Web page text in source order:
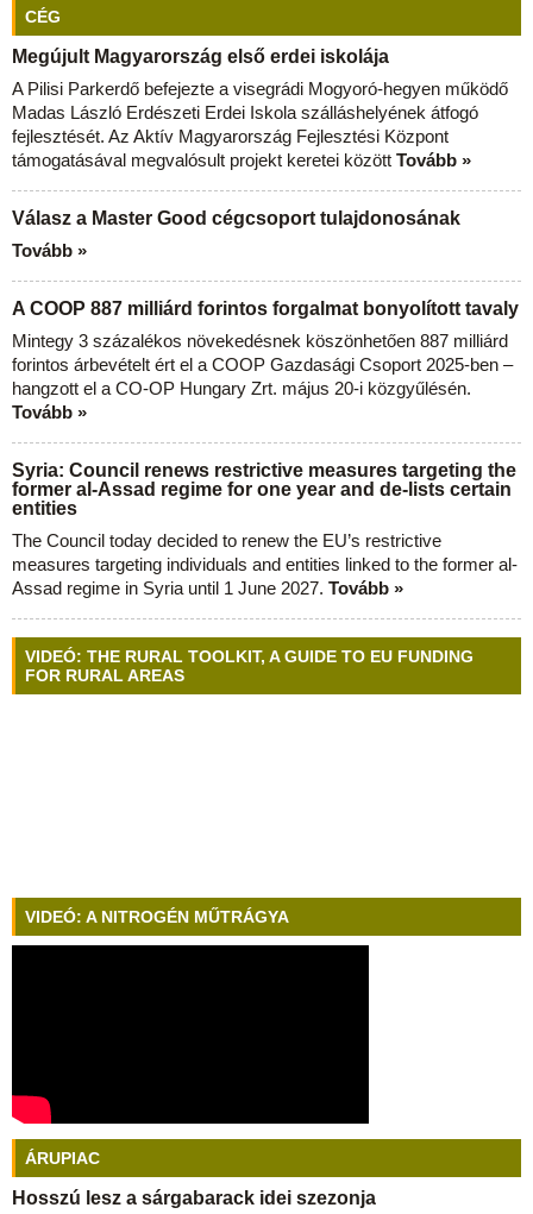
CÉG
Megújult Magyarország első erdei iskolája
A Pilisi Parkerdő befejezte a visegrádi Mogyoró-hegyen működő
Madas László Erdészeti Erdei Iskola szálláshelyének átfogó
fejlesztését. Az Aktív Magyarország Fejlesztési Központ
támogatásával megvalósult projekt keretei között Tovább »
Válasz a Master Good cégcsoport tulajdonosának
Tovább »
A COOP 887 milliárd forintos forgalmat bonyolított tavaly
Mintegy 3 százalékos növekedésnek köszönhetően 887 milliárd
forintos árbevételt ért el a COOP Gazdasági Csoport 2025-ben –
hangzott el a CO-OP Hungary Zrt. május 20-i közgyűlésén.
Tovább »
Syria: Council renews restrictive measures targeting the
former al-Assad regime for one year and de-lists certain
entities
The Council today decided to renew the EU’s restrictive
measures targeting individuals and entities linked to the former al-
Assad regime in Syria until 1 June 2027. Tovább »
VIDEÓ: THE RURAL TOOLKIT, A GUIDE TO EU FUNDING
FOR RURAL AREAS
VIDEÓ: A NITROGÉN MŰTRÁGYA
ÁRUPIAC
Hosszú lesz a sárgabarack idei szezonja